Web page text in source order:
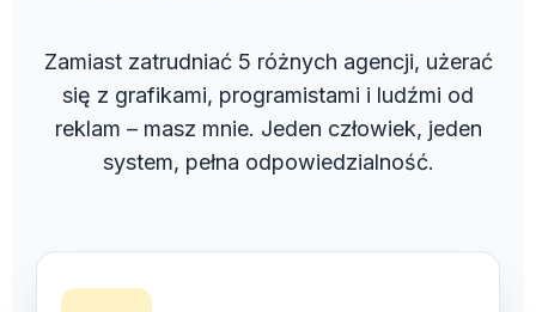
Zamiast zatrudniać 5 różnych agencji, użerać
się z grafikami, programistami i ludźmi od
reklam – masz mnie. Jeden człowiek, jeden
system, pełna odpowiedzialność.